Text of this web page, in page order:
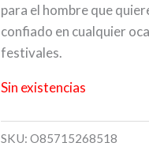
para el hombre que
confiado en cualquier
festivales.
Sin existencias
SKU: O85715268518